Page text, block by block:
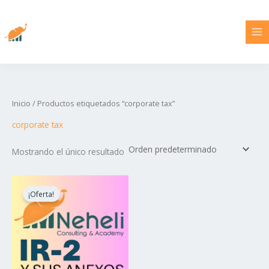
contenido
Inicio / Productos etiquetados “corporate tax”
corporate tax
Mostrando el único resultado
¡Oferta!